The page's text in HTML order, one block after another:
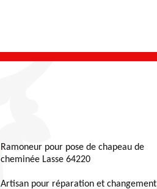
Ramoneur pour pose de chapeau de
cheminée Lasse 64220
Artisan pour réparation et changement